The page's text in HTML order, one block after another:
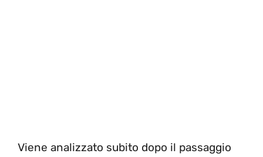
Viene analizzato subito dopo il passaggio